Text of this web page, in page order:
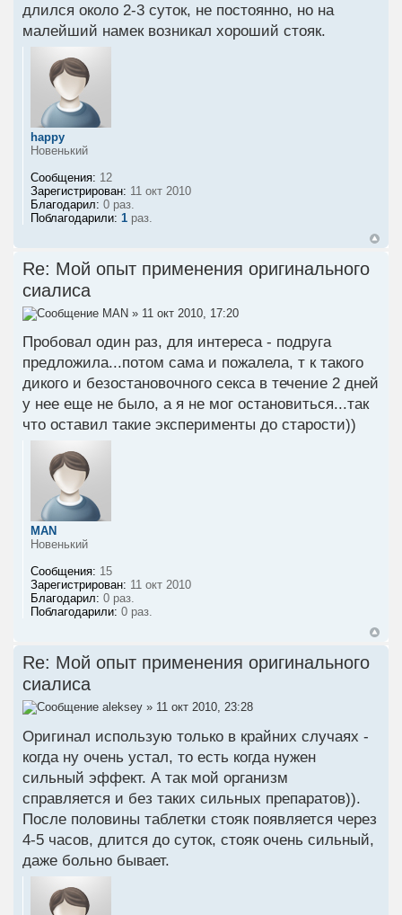
длился около 2-3 суток, не постоянно, но на
малейший намек возникал хороший стояк.
happy
Новенький
Сообщения: 12
Зарегистрирован: 11 окт 2010
Благодарил: 0 раз.
Поблагодарили: 1 раз.
Re: Мой опыт применения оригинального
сиалиса
MAN » 11 окт 2010, 17:20
Пробовал один раз, для интереса - подруга
предложила...потом сама и пожалела, т к такого
дикого и безостановочного секса в течение 2 дней
у нее еще не было, а я не мог остановиться...так
что оставил такие эксперименты до старости))
MAN
Новенький
Сообщения: 15
Зарегистрирован: 11 окт 2010
Благодарил: 0 раз.
Поблагодарили: 0 раз.
Re: Мой опыт применения оригинального
сиалиса
aleksey » 11 окт 2010, 23:28
Оригинал использую только в крайних случаях -
когда ну очень устал, то есть когда нужен
сильный эффект. А так мой организм
справляется и без таких сильных препаратов)).
После половины таблетки стояк появляется через
4-5 часов, длится до суток, стояк очень сильный,
даже больно бывает.